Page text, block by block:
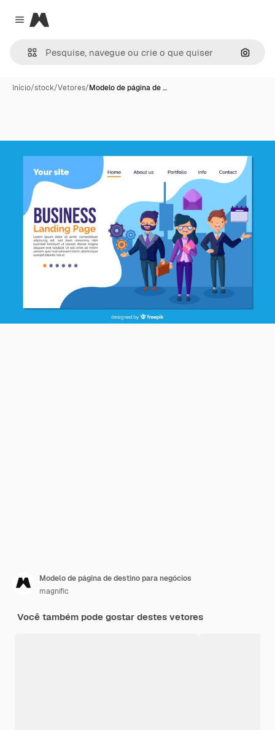
Close menu
Magnific
Início/stock/Vetores/Modelo de página de …
Modelo de página de destino para negócios
magnific
Você também pode gostar destes vetores